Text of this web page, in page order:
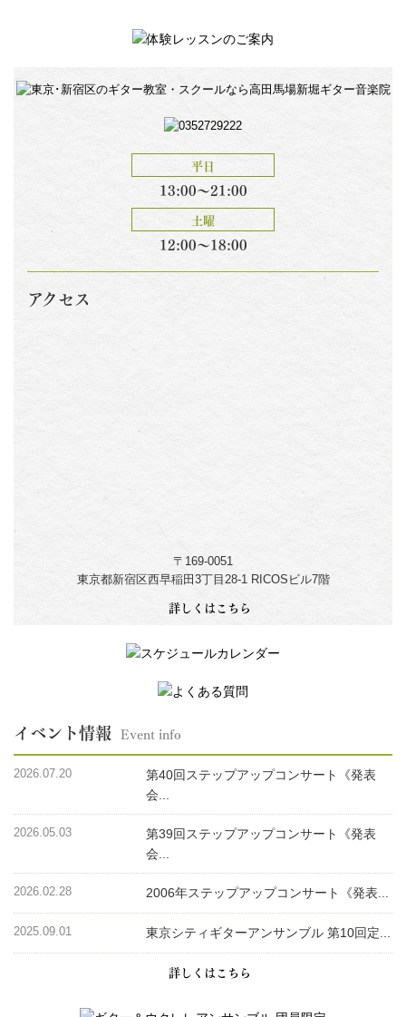
平日
13:00～21:00
土曜
12:00～18:00
アクセス
〒169-0051
東京都新宿区西早稲田3丁目28-1 RICOSビル7階
詳しくはこちら
イベント情報 Event info
2026.07.20
第40回ステップアップコンサート《発表
会...
2026.05.03
第39回ステップアップコンサート《発表
会...
2026.02.28 2006年ステップアップコンサート《発表...
2025.09.01 東京シティギターアンサンブル 第10回定...
詳しくはこちら